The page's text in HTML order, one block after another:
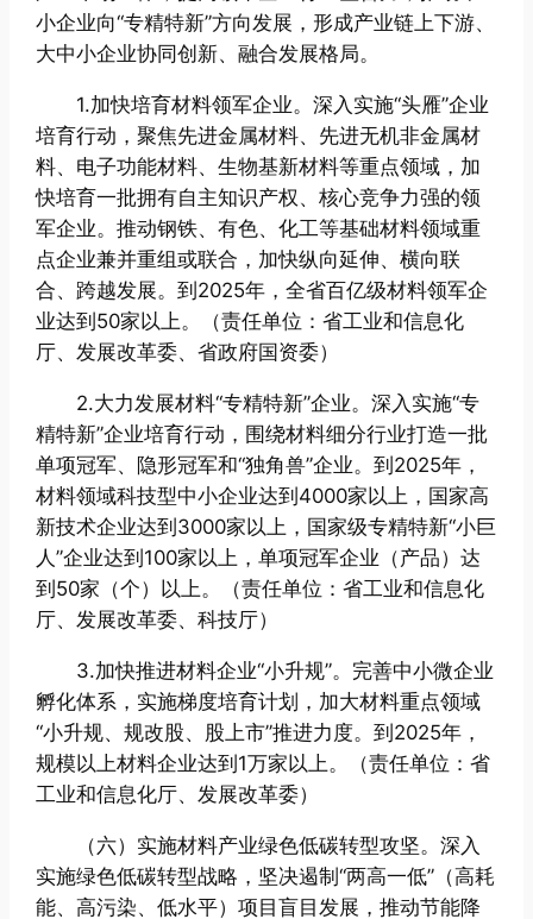
小企业向“专精特新”方向发展，形成产业链上下游、
大中小企业协同创新、融合发展格局。
1.加快培育材料领军企业。深入实施“头雁”企业
培育行动，聚焦先进金属材料、先进无机非金属材
料、电子功能材料、生物基新材料等重点领域，加
快培育一批拥有自主知识产权、核心竞争力强的领
军企业。推动钢铁、有色、化工等基础材料领域重
点企业兼并重组或联合，加快纵向延伸、横向联
合、跨越发展。到2025年，全省百亿级材料领军企
业达到50家以上。（责任单位：省工业和信息化
厅、发展改革委、省政府国资委）
2.大力发展材料“专精特新”企业。深入实施“专
精特新”企业培育行动，围绕材料细分行业打造一批
单项冠军、隐形冠军和“独角兽”企业。到2025年，
材料领域科技型中小企业达到4000家以上，国家高
新技术企业达到3000家以上，国家级专精特新“小巨
人”企业达到100家以上，单项冠军企业（产品）达
到50家（个）以上。（责任单位：省工业和信息化
厅、发展改革委、科技厅）
3.加快推进材料企业“小升规”。完善中小微企业
孵化体系，实施梯度培育计划，加大材料重点领域
“小升规、规改股、股上市”推进力度。到2025年，
规模以上材料企业达到1万家以上。（责任单位：省
工业和信息化厅、发展改革委）
（六）实施材料产业绿色低碳转型攻坚。深入
实施绿色低碳转型战略，坚决遏制“两高一低”（高耗
能、高污染、低水平）项目盲目发展，推动节能降